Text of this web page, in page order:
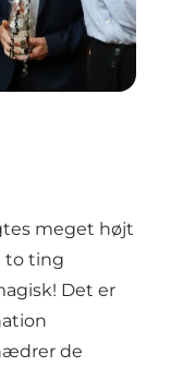
meget højt
to ting
Det er
de